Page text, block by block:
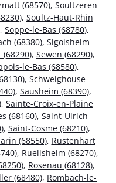
(68570), Soultzeren
, Soultz-Haut-Rhin
, Soppe-le-Bas (68780),
(68380), Sigolsheim
(68290), Sewen (68290),
le-Bas (68580),
, Schweighouse-
, Sausheim (68390),
, Sainte-Croix-en-Plaine
(68160), Saint-Ulrich
, Saint-Cosme (68210),
(68550), Rustenhart
, Ruelisheim (68270),
, Rosenau (68128),
(68480), Rombach-le-